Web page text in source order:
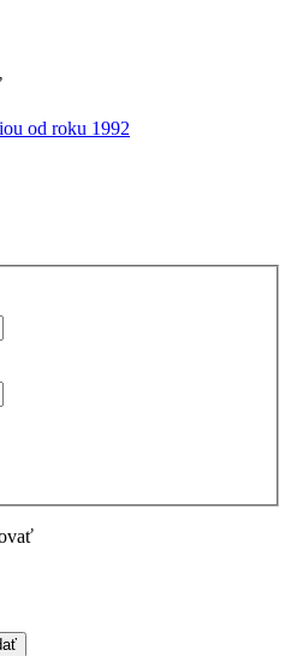
od roku 1992